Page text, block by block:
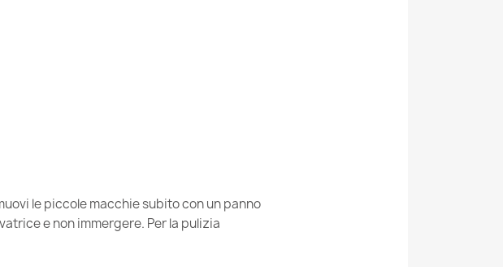
le piccole macchie subito con un panno
e non immergere. Per la pulizia